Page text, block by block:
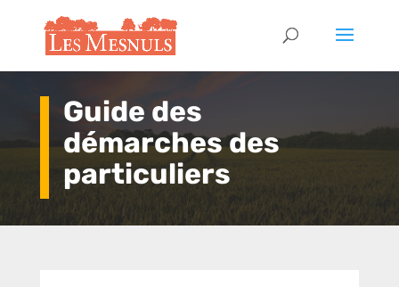
Guide des
démarches des
particuliers